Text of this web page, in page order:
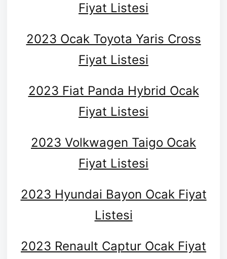
Fiyat Listesi
2023 Ocak Toyota Yaris Cross
Fiyat Listesi
2023 Fiat Panda Hybrid Ocak
Fiyat Listesi
2023 Volkwagen Taigo Ocak
Fiyat Listesi
2023 Hyundai Bayon Ocak Fiyat
Listesi
2023 Renault Captur Ocak Fiyat